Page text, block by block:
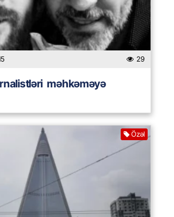
29
məhkəməyə
Özəl